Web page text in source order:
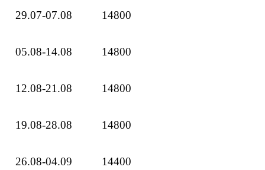
29.07-07.08 14800
05.08-14.08 14800
12.08-21.08 14800
19.08-28.08 14800
26.08-04.09 14400